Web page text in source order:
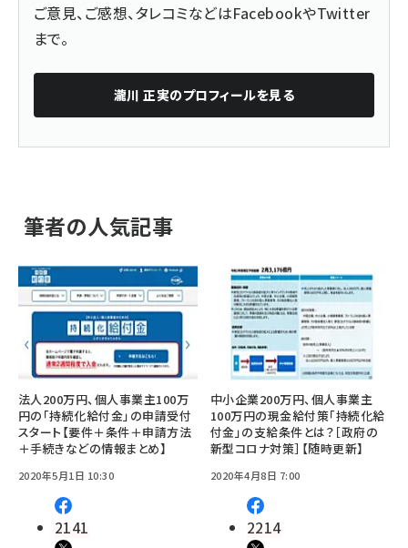
ご意見、ご感想、タレコミなどはFacebookやTwitter
まで。
瀧川 正実のプロフィールを見る
筆者の人気記事
法人200万円、個人事業主100万
円の「持続化給付金」の申請受付
スタート【要件＋条件＋申請方法
＋手続きなどの情報まとめ】
2020年5月1日 10:30
2141
中小企業200万円、個人事業主
100万円の現金給付策「持続化給
付金」の支給条件とは？［政府の
新型コロナ対策］【随時更新】
2020年4月8日 7:00
2214